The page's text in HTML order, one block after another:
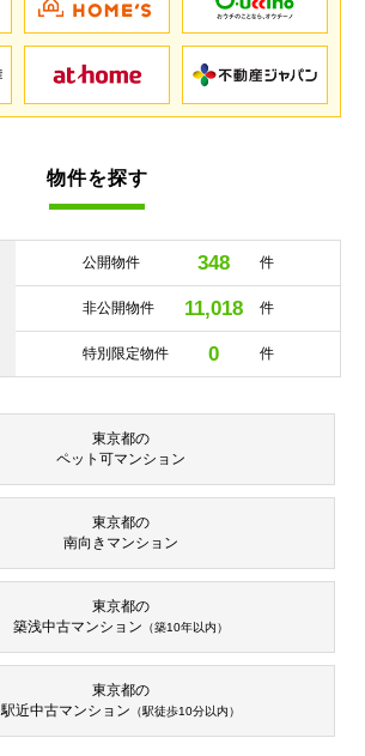
物件を探す
公開物件 348 件
非公開物件 11,018 件
特別限定物件 0 件
東京都の
ペット可マンション
東京都の
南向き マンション
東京都の
築浅中古マンション （築10年以内）
東京都の
駅近中古マンション （駅徒歩10分以内）